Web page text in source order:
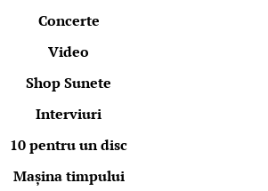
Concerte
Video
Shop Sunete
Interviuri
10 pentru un disc
Mașina timpului